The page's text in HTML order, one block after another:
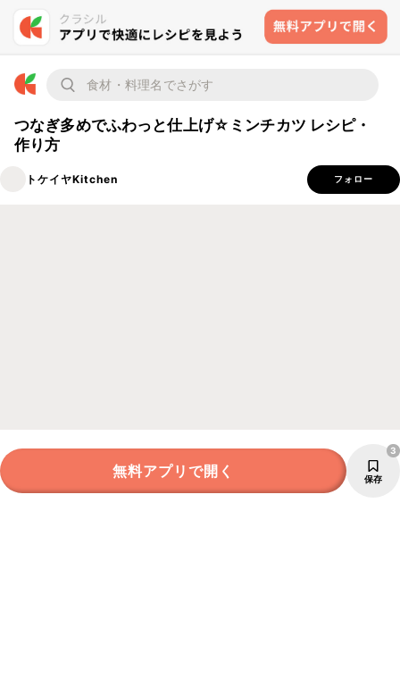
つなぎ多めでふわっと仕上げ☆ミンチカツ レシピ・
作り方
トケイヤKitchen フォロー
無料アプリで開く 保存
3